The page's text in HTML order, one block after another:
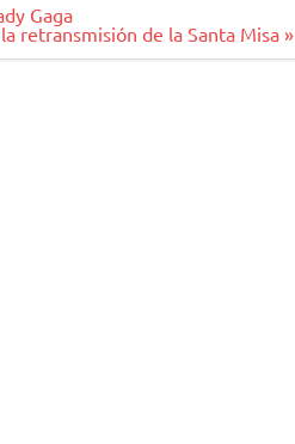
Gaga
retransmisión de la Santa Misa »